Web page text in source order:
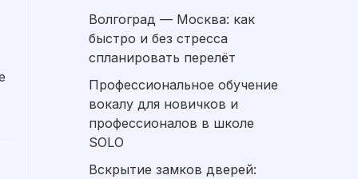
Волгоград — Москва: как
быстро и без стресса
спланировать перелёт
Профессиональное обучение
вокалу для новичков и
профессионалов в школе
SOLO
Вскрытие замков дверей: